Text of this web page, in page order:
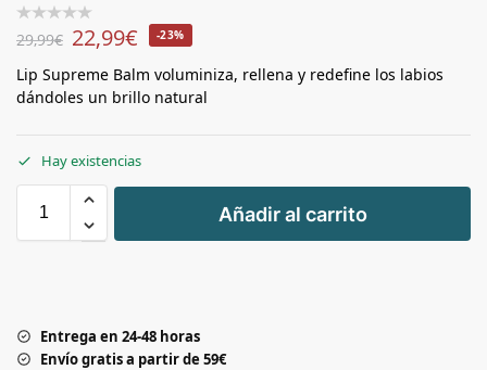
29,99€ 22,99€ -23%
Lip Supreme Balm voluminiza, rellena y redefine los labios
dándoles un brillo natural
Hay existencias
+
-
Añadir al carrito
Entrega en 24-48 horas
Envío gratis a partir de 59€